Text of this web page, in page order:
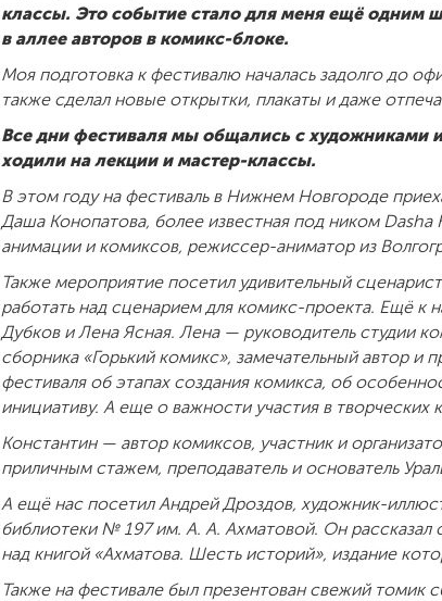
классы. Это событие стало для меня ещё одним
в аллее авторов в комикс-блоке.
Моя подготовка к фестивалю началась задолго до
также сделал новые открытки, плакаты и даже
Все дни фестиваля мы общались с художниками
ходили на лекции и мастер-классы.
В этом году на фестиваль в Нижнем Новгороде
Даша Конопатова, более известная под ником Dasha
анимации и комиксов, режиссер-аниматор из
Также мероприятие посетил удивительный
работать над сценарием для комикс-проекта. Ещё к
Дубков и Лена Ясная. Лена — руководитель студии
сборника «Горький комикс», замечательный автор и
фестиваля об этапах создания комикса, об
инициативу. А еще о важности участия в творческих
Константин — автор комиксов, участник и
приличным стажем, преподаватель и основатель
А ещё нас посетил Андрей Дроздов, художник-
библиотеки № 197 им. А. А. Ахматовой. Он рассказал
над книгой «Ахматова. Шесть историй», издание
Также на фестивале был презентован свежий томик